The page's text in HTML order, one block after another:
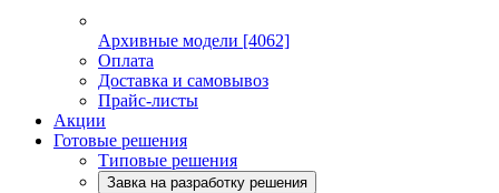
Архивные модели [4062]
Оплата
Доставка и самовывоз
Прайс-листы
Акции
Готовые решения
Типовые решения
Завка на разработку решения